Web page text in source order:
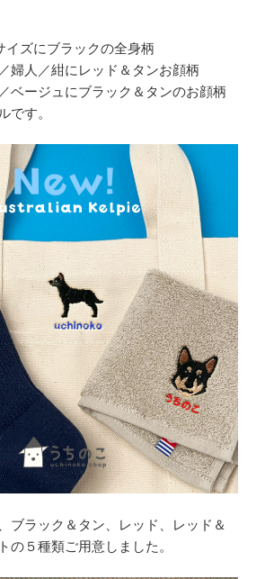
ズにブラックの全身柄
婦人／紺にレッド＆タンお顔柄
ベージュにブラック＆タンのお顔柄
です。
ブラック＆タン、レッド、レッド＆
の５種類ご用意しました。